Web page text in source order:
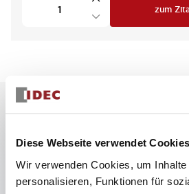
Diese Webseite verwendet Cookies
Wir verwenden Cookies, um
personalisieren, Funktionen für
zum
Der Typ mit Löchern
ø22-Steuereinheit